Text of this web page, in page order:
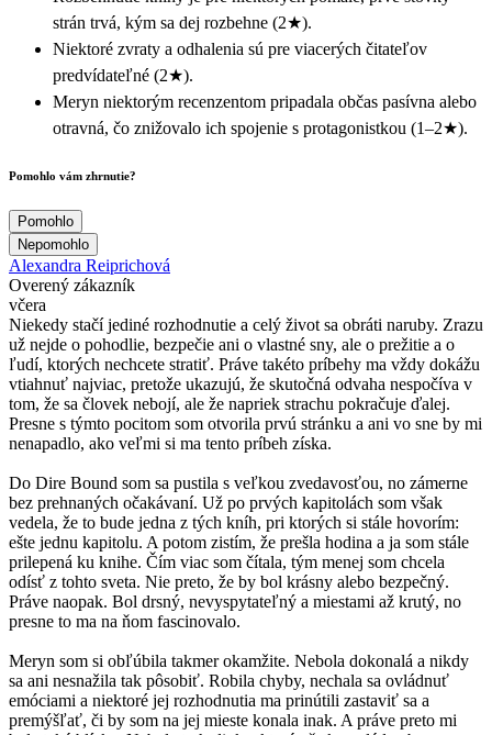
strán trvá, kým sa dej rozbehne (2★).
Niektoré zvraty a odhalenia sú pre viacerých čitateľov
predvídateľné (2★).
Meryn niektorým recenzentom pripadala občas pasívna alebo
otravná, čo znižovalo ich spojenie s protagonistkou (1–2★).
Pomohlo vám zhrnutie?
Pomohlo
Nepomohlo
Alexandra Reiprichová
Overený zákazník
včera
Niekedy stačí jediné rozhodnutie a celý život sa obráti naruby. Zrazu
už nejde o pohodlie, bezpečie ani o vlastné sny, ale o prežitie a o
ľudí, ktorých nechcete stratiť. Práve takéto príbehy ma vždy dokážu
vtiahnuť najviac, pretože ukazujú, že skutočná odvaha nespočíva v
tom, že sa človek nebojí, ale že napriek strachu pokračuje ďalej.
Presne s týmto pocitom som otvorila prvú stránku a ani vo sne by mi
nenapadlo, ako veľmi si ma tento príbeh získa.
Do Dire Bound som sa pustila s veľkou zvedavosťou, no zámerne
bez prehnaných očakávaní. Už po prvých kapitolách som však
vedela, že to bude jedna z tých kníh, pri ktorých si stále hovorím:
ešte jednu kapitolu. A potom zistím, že prešla hodina a ja som stále
prilepená ku knihe. Čím viac som čítala, tým menej som chcela
odísť z tohto sveta. Nie preto, že by bol krásny alebo bezpečný.
Práve naopak. Bol drsný, nevyspytateľný a miestami až krutý, no
presne to ma na ňom fascinovalo.
Meryn som si obľúbila takmer okamžite. Nebola dokonalá a nikdy
sa ani nesnažila tak pôsobiť. Robila chyby, nechala sa ovládnuť
emóciami a niektoré jej rozhodnutia ma prinútili zastaviť sa a
premýšľať, či by som na jej mieste konala inak. A práve preto mi